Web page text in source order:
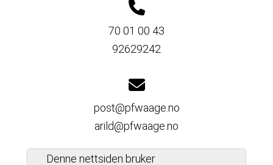
70 01 00 43
92629242
post@pfwaage.no
arild@pfwaage.no
Denne nettsiden bruker